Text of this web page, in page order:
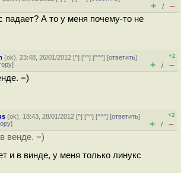
+ / –
падает? А то у меня почему-то не
(ok), 23:48, 26/01/2012 [^] [^^] [^^^] [ответить]
]
+2
+ / –
=)
(ok), 18:43, 28/01/2012 [^] [^^] [^^^] [ответить]
]
+2
+ / –
венде. =)
и в винде, у меня только линукс